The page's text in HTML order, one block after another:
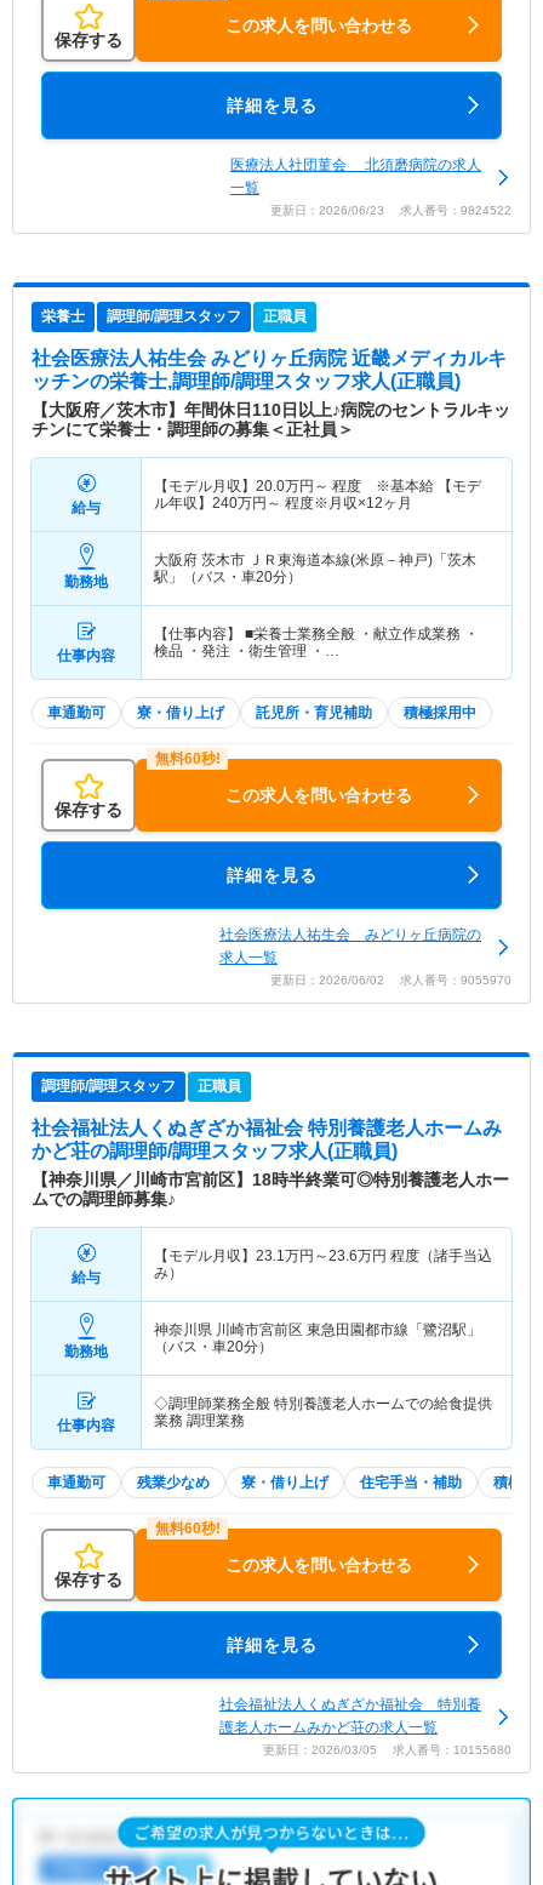
保存する
この求人を問い合わせる
詳細を見る
医療法人社団菫会 北須磨病院の求人
一覧
更新日：2026/06/23 求人番号：9824522
栄養士 調理師/調理スタッフ 正職員
社会医療法人祐生会 みどりヶ丘病院 近畿メディカルキ
ッチンの栄養士,調理師/調理スタッフ求人(正職員)
【大阪府／茨木市】年間休日110日以上♪病院のセントラルキッ
チンにて栄養士・調理師の募集＜正社員＞
給与
【モデル月収】 20.0万円～ 程度 ※基本給 【モデ
ル年収】 240万円～ 程度※月収×12ヶ月
勤務地
大阪府 茨木市 ＪＲ東海道本線(米原－神戸)「茨木
駅」（バス・車20分）
仕事内容
【仕事内容】 ■栄養士業務全般 ・献立作成業務 ・
検品 ・発注 ・衛生管理 ・…
車通勤可 寮・借り上げ 託児所・育児補助 積極採用中
保存する
この求人を問い合わせる
詳細を見る
社会医療法人祐生会 みどりヶ丘病院の
求人一覧
更新日：2026/06/02 求人番号：9055970
調理師/調理スタッフ 正職員
社会福祉法人くぬぎざか福祉会 特別養護老人ホームみ
かど荘の調理師/調理スタッフ求人(正職員)
【神奈川県／川崎市宮前区】18時半終業可◎特別養護老人ホー
ムでの調理師募集♪
給与
【モデル月収】 23.1万円～23.6万円 程度（諸手当込
み）
勤務地
神奈川県 川崎市宮前区 東急田園都市線「鷺沼駅」
（バス・車20分）
仕事内容
◇調理師業務全般 特別養護老人ホームでの給食提供
業務 調理業務
車通勤可 残業少なめ 寮・借り上げ 住宅手当・補助 積極採
保存する
この求人を問い合わせる
詳細を見る
社会福祉法人くぬぎざか福祉会 特別養
護老人ホームみかど荘の求人一覧
更新日：2026/03/05 求人番号：10155680